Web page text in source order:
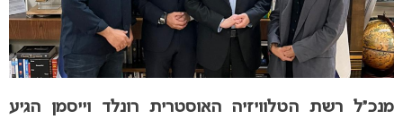
מנכ”ל רשת הטלוויזיה האוסטרית רונלד וייסמן הגיע